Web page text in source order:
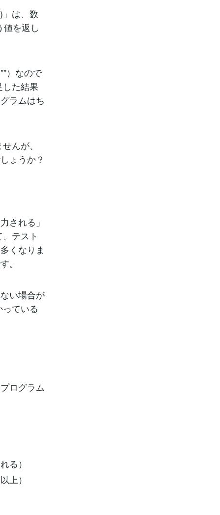
は、数
を返し
）なので
た結果
ラムはち
んが、
ょうか？
される」
テスト
くなりま
。
い場合が
ている
ログラム
る）
上）